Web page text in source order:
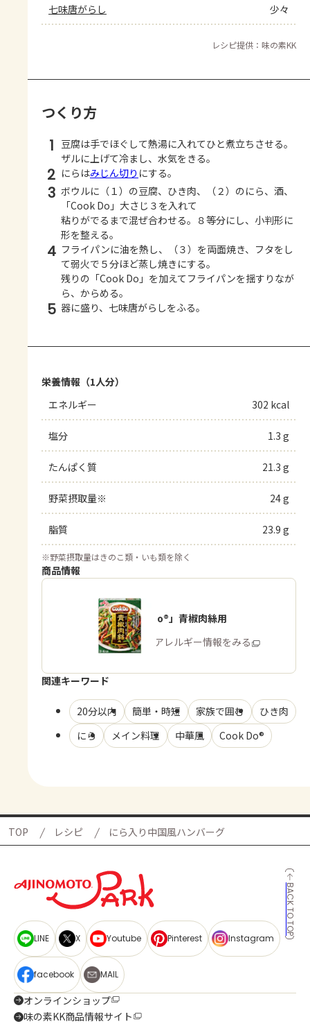
七味唐がらし 少々
レシピ提供：味の素KK
つくり方
1 豆腐は手でほぐして熱湯に入れてひと煮立ちさせる。
ザルに上げて冷まし、水気をきる。
2 にらはみじん切り にする。
3 ボウルに（１）の豆腐、ひき肉、（２）のにら、酒、
「Cook Do」大さじ３を入れて
粘りがでるまで混ぜ合わせる。８等分にし、小判形に
形を整える。
4 フライパンに油を熱し、（３）を両面焼き、フタをし
て弱火で５分ほど蒸し焼きにする。
残りの「Cook Do」を加えてフライパンを揺すりなが
ら、からめる。
5 器に盛り、七味唐がらしをふる。
栄養情報（1人分）
エネルギー
302 kcal
塩分 1.3 g
たんぱく質 21.3 g
野菜摂取量※ 24 g
脂質 23.9 g
※野菜摂取量はきのこ類・いも類を除く
商品情報
「Cook Do®」青椒肉絲用
商品・アレルギー情報をみる
関連キーワード
20分以内 簡単・時短 家族で囲む
ひき肉
にら
メイン料理 中華風 Cook Do®
TOP レシピ にら入り中国風ハンバーグ
BACK TO TOP
LINE X Youtube Pinterest Instagram
facebook MAIL
オンラインショップ
味の素KK商品情報サイト